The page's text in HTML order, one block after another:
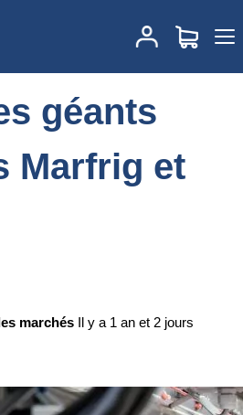
Actualités des marchés
Fusion des
géants
Marfrig et
marchés Il y a 1 an et 2 jours